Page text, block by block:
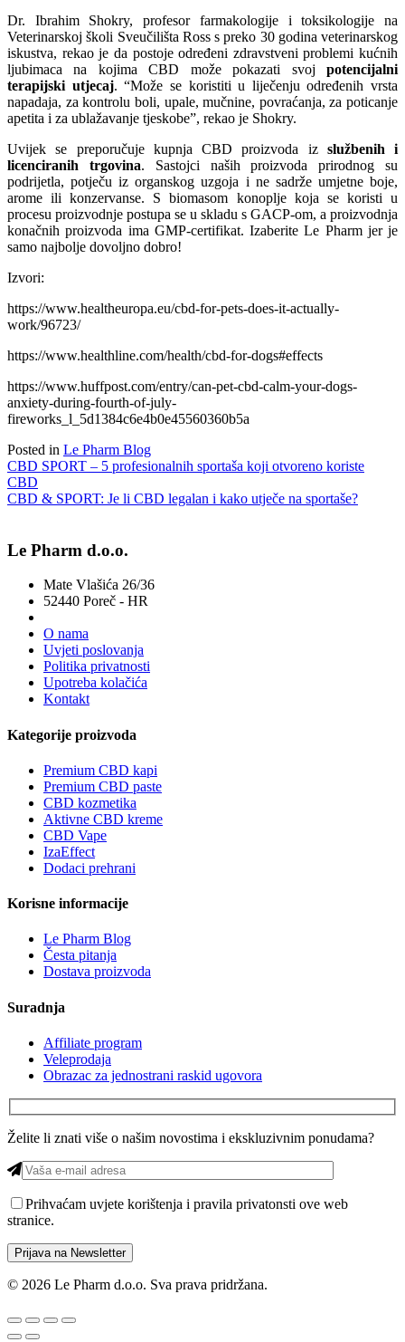
Dr. Ibrahim Shokry, profesor farmakologije i toksikologije na
Veterinarskoj školi Sveučilišta Ross s preko 30 godina veterinarskog
iskustva, rekao je da postoje određeni zdravstveni problemi kućnih
ljubimaca na kojima CBD može pokazati svoj potencijalni
terapijski utjecaj. “Može se koristiti u liječenju određenih vrsta
napadaja, za kontrolu boli, upale, mučnine, povraćanja, za poticanje
apetita i za ublažavanje tjeskobe”, rekao je Shokry.
Uvijek se preporučuje kupnja CBD proizvoda iz službenih i
licenciranih trgovina. Sastojci naših proizvoda prirodnog su
podrijetla, potječu iz organskog uzgoja i ne sadrže umjetne boje,
arome ili konzervanse. S biomasom konoplje koja se koristi u
procesu proizvodnje postupa se u skladu s GACP-om, a proizvodnja
konačnih proizvoda ima GMP-certifikat. Izaberite Le Pharm jer je
samo najbolje dovoljno dobro!
Izvori:
https://www.healtheuropa.eu/cbd-for-pets-does-it-actually-
work/96723/
https://www.healthline.com/health/cbd-for-dogs#effects
https://www.huffpost.com/entry/can-pet-cbd-calm-your-dogs-
anxiety-during-fourth-of-july-
fireworks_l_5d1384c6e4b0e45560360b5a
Posted in Le Pharm Blog
Navigacija
objava
CBD SPORT – 5 profesionalnih sportaša koji otvoreno koriste
CBD
CBD & SPORT: Je li CBD legalan i kako utječe na sportaše?
Le Pharm d.o.o.
Mate Vlašića 26/36
52440 Poreč - HR
O nama
Uvjeti poslovanja
Politika privatnosti
Upotreba kolačića
Kontakt
Kategorije proizvoda
Premium CBD kapi
Premium CBD paste
CBD kozmetika
Aktivne CBD kreme
CBD Vape
IzaEffect
Dodaci prehrani
Korisne informacije
Le Pharm Blog
Česta pitanja
Dostava proizvoda
Suradnja
Affiliate program
Veleprodaja
Obrazac za jednostrani raskid ugovora
Želite li znati više o našim novostima i ekskluzivnim ponudama?
Prihvaćam uvjete korištenja i pravila privatonsti ove web
stranice.
© 2026 Le Pharm d.o.o. Sva prava pridržana.